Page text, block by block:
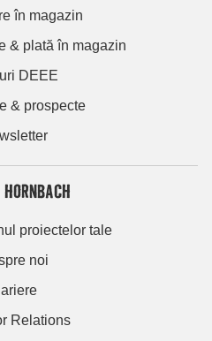
în magazin
& plată în magazin
DEEE
& prospecte
proiectelor tale
noi
Relations